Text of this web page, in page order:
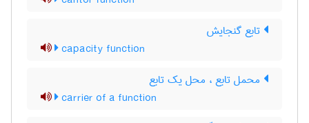
تابع گنجایش
capacity function
محمل تابع ، محل یک تابع
carrier of a function